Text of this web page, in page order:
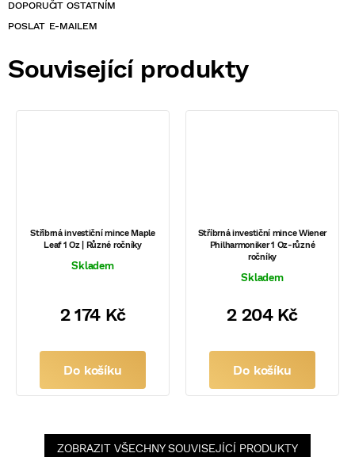
POSLAT
Související produkty
Stříbrná investiční mince Maple
Leaf 1 Oz | Různé ročníky
Skladem
2 174 Kč
Do košíku
Stříbrná investiční mince Wiener
Philharmoniker 1 Oz-různé
ročníky
Skladem
2 204 Kč
Do košíku
ZOBRAZIT VŠECHNY SOUVISEJÍCÍ PRODUKTY